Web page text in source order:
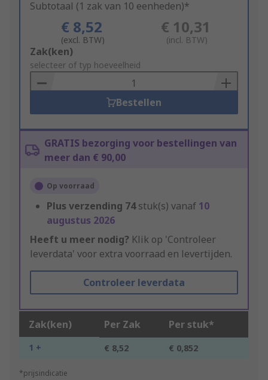
Subtotaal (1 zak van 10 eenheden)*
€ 8,52
(excl. BTW)
€ 10,31
(incl. BTW)
Add
to
Basket
Zak(ken)
selecteer of typ hoeveelheid
Bestellen
GRATIS bezorging voor bestellingen van
meer dan € 90,00
Op voorraad
Plus verzending 74stuk(s) vanaf 10
augustus 2026
Heeft u meer nodig? Klik op 'Controleer
leverdata' voor extra voorraad en levertijden.
Controleer leverdata
Zak(ken) Per Zak Per stuk*
1 + € 8,52 € 0,852
*prijsindicatie